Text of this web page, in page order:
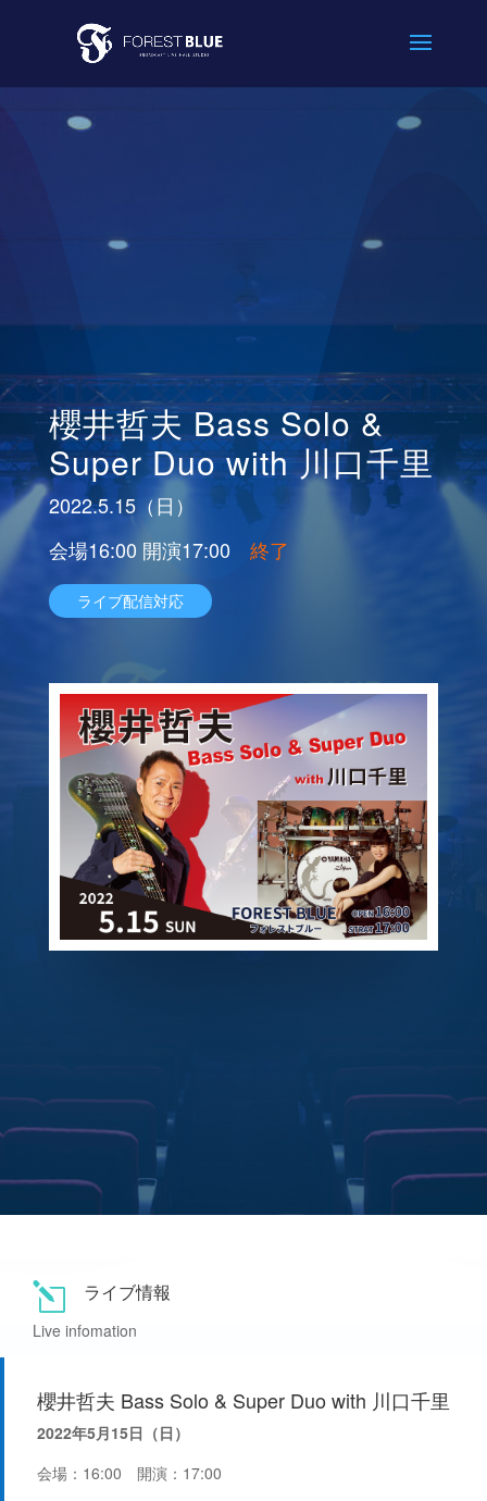
櫻井哲夫 Bass Solo &
Super Duo with 川口千里
2022.5.15（日）
会場16:00 開演17:00 終了
ライブ配信対応
l ライブ情報
Live infomation
櫻井哲夫 Bass Solo & Super Duo with 川口千里
2022年5月15日（日）
会場：16:00 開演：17:00